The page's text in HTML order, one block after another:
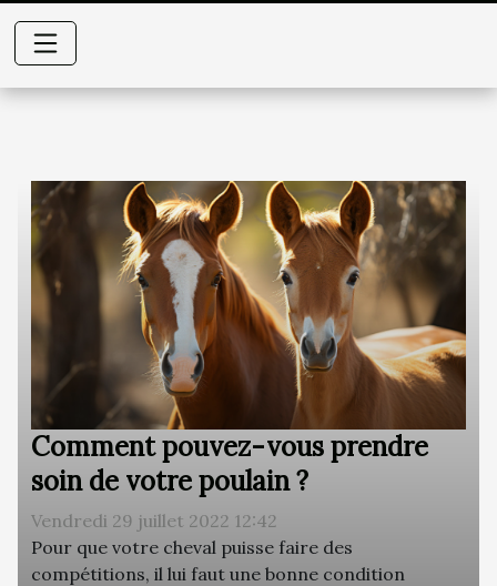
Comment pouvez-vous prendre
soin de votre poulain ?
Vendredi 29 juillet 2022 12:42
Pour que votre cheval puisse faire des
compétitions, il lui faut une bonne condition